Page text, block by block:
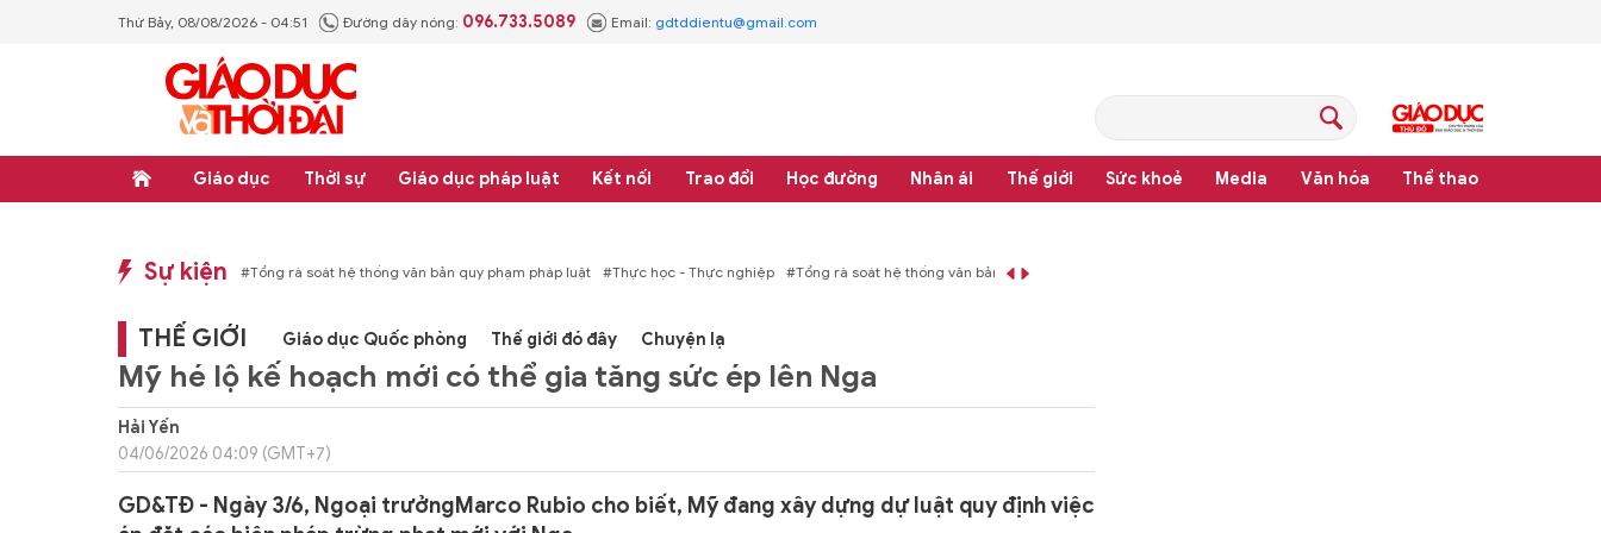
Thứ Bảy, 08/08/2026 - 04:51 Đường dây nóng: 096.733.5089 Email: gdtddientu@gmail.com
Giáo dục Thời sự Giáo dục pháp luật Kết nối Trao đổi Học đường Nhân ái Thế giới Sức khoẻ Media Văn hóa Thể thao
Sự kiện
#Thực học - Thực nghiệp #Tổng rà soát hệ thống văn bản quy phạm pháp luật #Thực học - Thực nghiệp #Tổng rà soát hệ thống văn bản quy phạm pháp luật
THẾ GIỚI Giáo dục Quốc phòng Thế giới đó đây Chuyện lạ
Mỹ hé lộ kế hoạch mới có thể gia tăng sức ép lên Nga
Hải Yến
04/06/2026 04:09 (GMT+7)
GD&TĐ - Ngày 3/6, Ngoại trưởngMarco Rubio cho biết, Mỹ đang xây dựng dự luật quy định việc